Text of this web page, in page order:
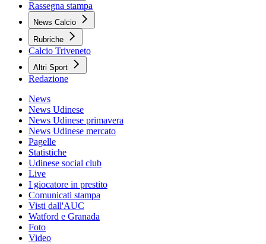
Rassegna stampa
News Calcio
Rubriche
Calcio Triveneto
Altri Sport
Redazione
News
News Udinese
News Udinese primavera
News Udinese mercato
Pagelle
Statistiche
Udinese social club
Live
I giocatore in prestito
Comunicati stampa
Visti dall'AUC
Watford e Granada
Foto
Video